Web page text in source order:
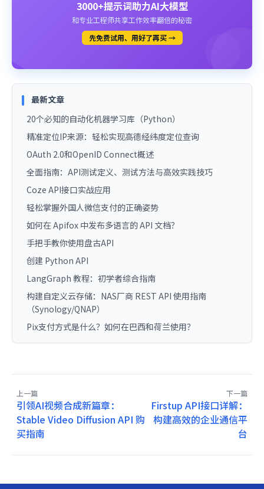
3000+提示词助力AI大模型
和专业工程师共享工作效率翻倍的秘密
先免费试用、用好了再买 →
最新文章
20个必知的自动化机器学习库（Python）
精准定位IP来源：轻松实现高德经纬度定位查询
OAuth 2.0和OpenID Connect概述
全面指南：API测试定义、测试方法与高效实践技巧
Coze API接口实战应用
轻松掌握外国人微信支付的正确姿势
如何在 Apifox 中发布多语言的 API 文档？
手把手教你使用盘古API
创建 Python API
LangGraph 教程：初学者综合指南
构建自定义云存储：NAS厂商 REST API 使用指南
（Synology/QNAP）
Pix支付方式是什么？如何在巴西和荷兰使用？
上一篇
引领AI视频合成新篇章：
Stable Video Diffusion API 购
买指南
下一篇
Firstup API接口详解：
构建高效的企业通信平
台